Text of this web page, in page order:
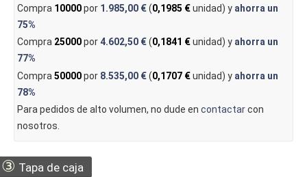
Compra 10000por 1.985,00 €(0,1985 €unidad) y ahorra un
75%
Compra 25000por4.602,50 €(0,1841 €unidad) y ahorra un
77%
Compra 50000por 8.535,00 €(0,1707 €unidad) y ahorra un
78%
Para pedidos de alto volumen, no dude en contactarcon
nosotros.
③ Tapa de caja